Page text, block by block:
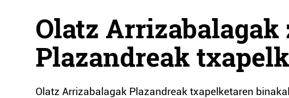
Olatz Arrizabalagak
Plazandreak
Olatz Arrizabalagak Plazandreak txapelketaren